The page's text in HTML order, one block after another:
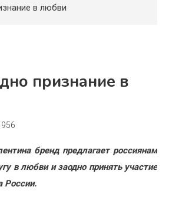
в любви
признание в
бренд предлагает россиянам
в любви и заодно принять участие
России.